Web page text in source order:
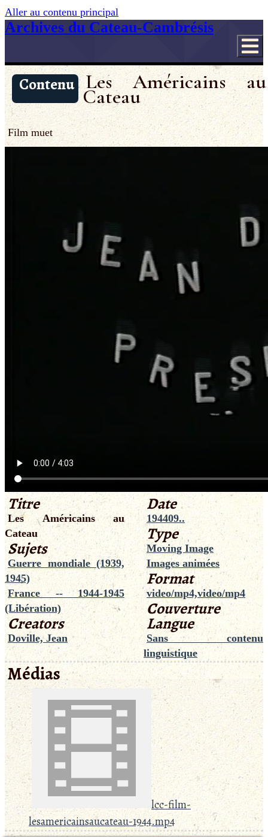
Aller au contenu principal
Archives du Cateau-Cambrésis
Contenu Les Américains au
Cateau
Film muet
Titre
Les Américains au
Cateau
Sujets
Guerre mondiale (1939,
1945)
France -- 1944-1945
(Libération)
Creators
Doville, Jean
Date
194409..
Type
Moving Image
Images animées
Format
video/mp4,video/mp4
Couverture
Langue
Sans contenu
linguistique
Médias
lcc-film-
lesamericainsaucateau-1944.mp4